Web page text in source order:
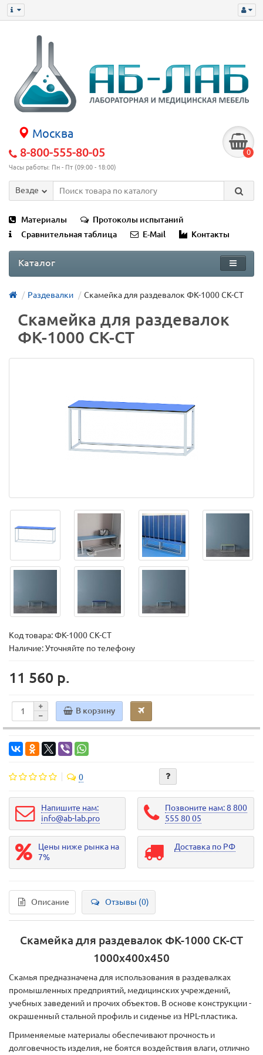
Москва
8-800-555-80-05
Часы работы: Пн - Пт (09:00 - 18:00)
0
Везде
Материалы
Протоколы испытаний
Сравнительная таблица
E-Mail Контакты
Каталог
Раздевалки Скамейка для раздевалок ФК-1000 СК-СТ
Скамейка для раздевалок
ФК-1000 СК-СТ
Код товара:ФК-1000 СК-СТ
Наличие: Уточняйте по телефону
11 560 р.
В корзину
0
Напишите нам:
info@ab-lab.pro
Позвоните нам: 8 800
555 80 05
Цены ниже рынка на
7%
Доставка по РФ
Описание Отзывы (0)
Скамейка для раздевалок ФК-1000 СК-СТ
1000х400х450
Скамья предназначена для использования в раздевалках
промышленных предприятий, медицинских учреждений,
учебных заведений и прочих объектов. В основе конструкции -
окрашенный стальной профиль и сиденье из HPL-пластика.
Применяемые материалы обеспечивают прочность и
долговечность изделия, не боятся воздействия влаги, отлично